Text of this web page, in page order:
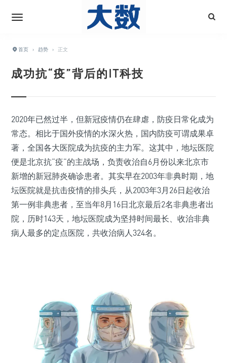
首页 › 趋势 › 正文
成功抗“疫”背后的IT科技
2020年已然过半，但新冠疫情仍在肆虐，防疫日常化成为
常态。相比于国外疫情的水深火热，国内防疫可谓成果卓
著，全国各大医院成为抗疫的主力军。这其中，地坛医院
便是北京抗“疫”的主战场，负责收治自6月份以来北京市
新增的新冠肺炎确诊患者。其实早在2003年非典时期，地
坛医院就是抗击疫情的排头兵，从2003年3月26日起收治
第一例非典患者，至当年8月16日北京最后2名非典患者出
院，历时143天，地坛医院成为坚持时间最长、收治非典
病人最多的定点医院，共收治病人324名。